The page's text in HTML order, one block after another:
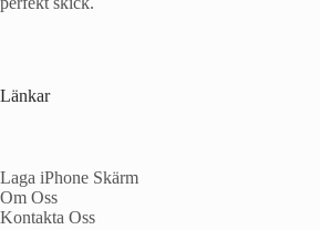
Länkar
Laga iPhone Skärm
Om Oss
Kontakta Oss